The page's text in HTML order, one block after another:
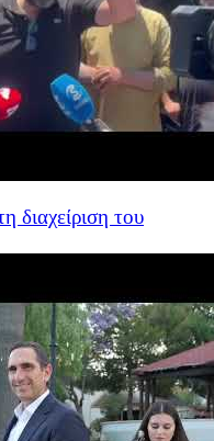
διαχείριση του